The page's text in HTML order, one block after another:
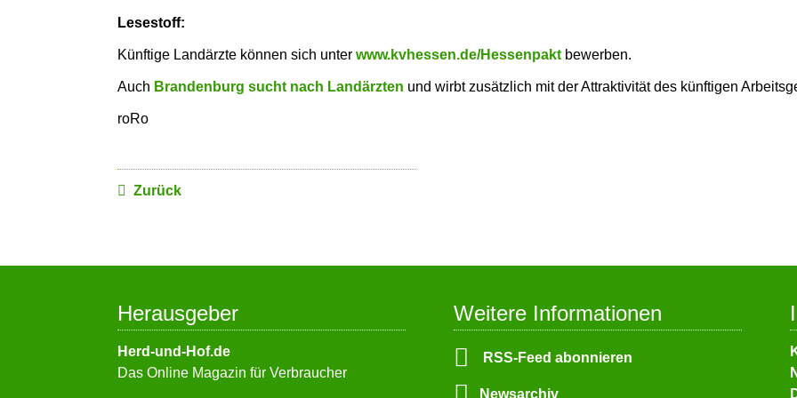
Lesestoff:
Künftige Landärzte können sich unter www.kvhessen.de/Hessenpakt bewerben.
Auch Brandenburg sucht nach Landärzten und wirbt zusätzlich mit der Attraktivität des künftigen
roRo
Zurück
Herausgeber
Herd-und-Hof.de
Das Online Magazin für Verbraucher
Weitere Informationen
RSS-Feed abonnieren
Newsarchiv